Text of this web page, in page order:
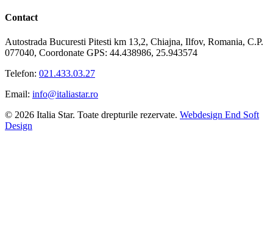
Contact
Autostrada Bucuresti Pitesti km 13,2, Chiajna, Ilfov, Romania, C.P.
077040, Coordonate GPS: 44.438986, 25.943574
Telefon: 021.433.03.27
Email: info@italiastar.ro
© 2026 Italia Star. Toate drepturile rezervate. Webdesign End Soft
Design